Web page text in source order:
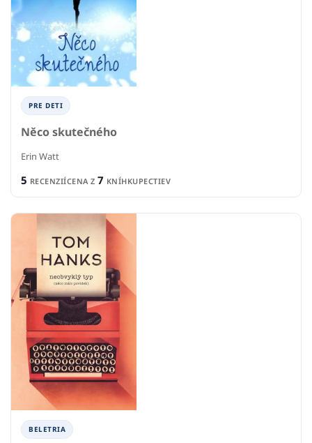
PRE DETI
Něco skutečného
Erin Watt
5 RECENZIÍCENA Z 7 KNÍHKUPECTIEV
BELETRIA